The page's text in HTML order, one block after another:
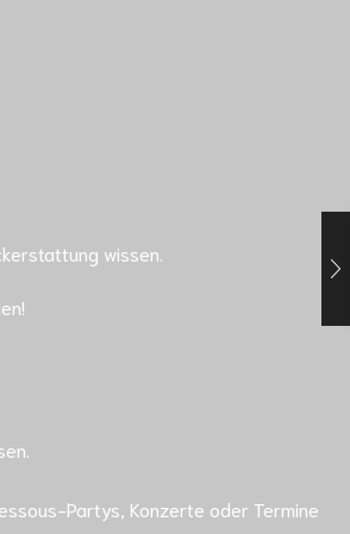
wissen.
Partys, Konzerte oder Termine